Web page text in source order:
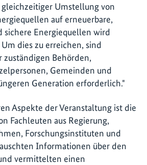
Umstellung von
auf erneuerbare,
sichere Energiequellen wird
dies zu erreichen, sind
Behörden,
Gemeinden und
Generation erforderlich."
Aspekte der Veranstaltung ist die
Fachleuten aus Regierung,
Forschungsinstituten und
Informationen über den
vermittelten einen